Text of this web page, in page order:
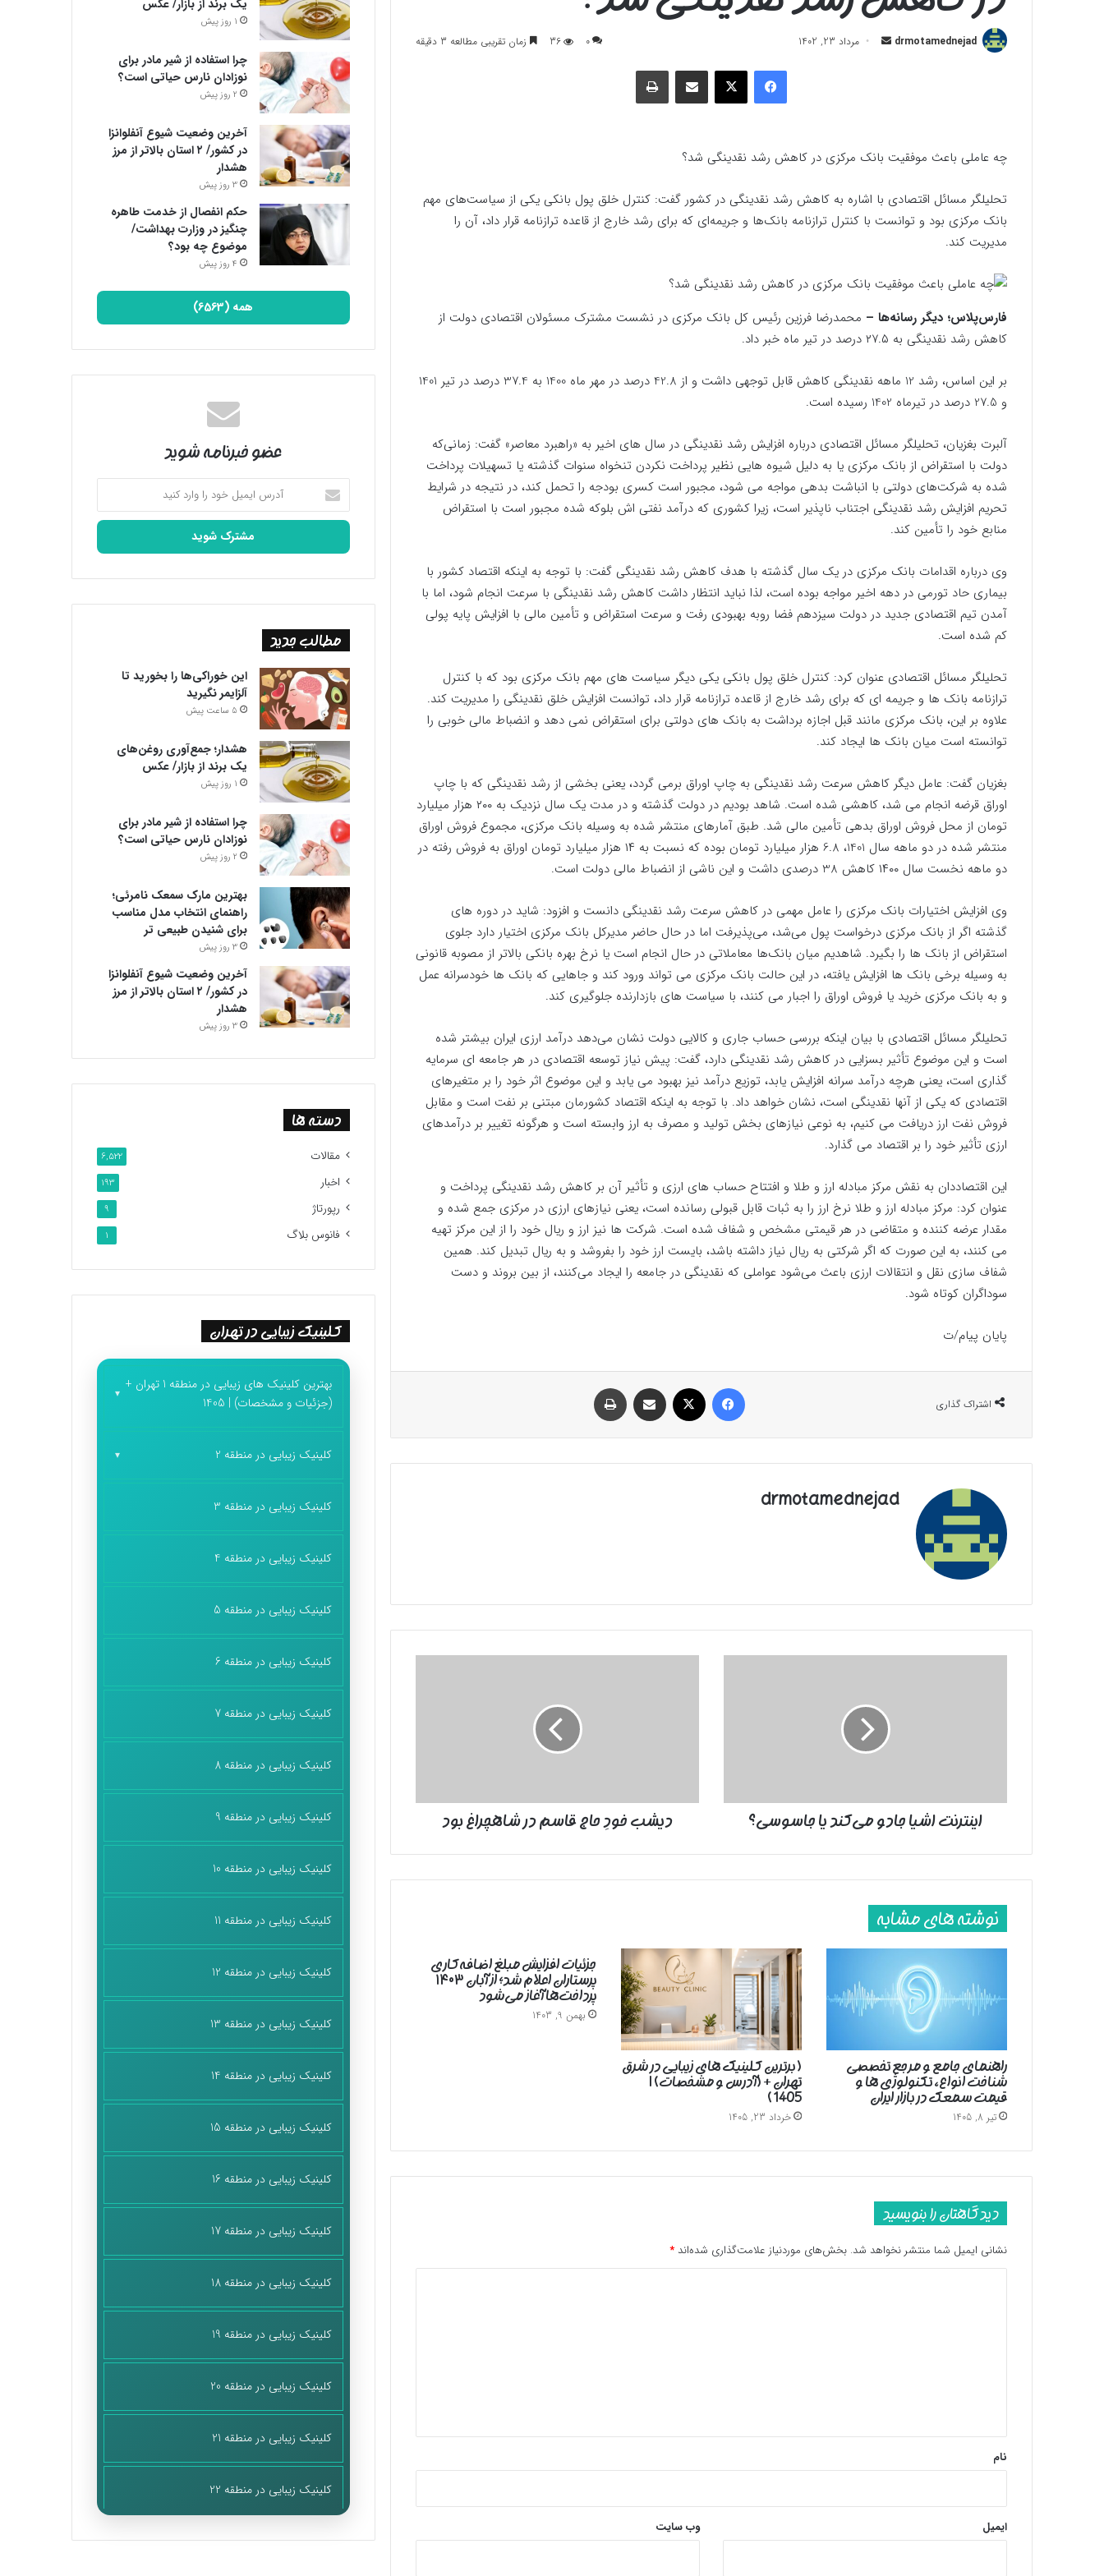
drmotamednejad
ارسال مرداد 23, 1402 0
36 زمان تقریبی مطالعه 3 دقیقه
فیسبوک ایکس اشتراک گذاری با ایمیل چاپ
چه عاملی باعث موفقیت بانک مرکزی در کاهش رشد نقدینگی شد؟
تحلیلگر مسائل اقتصادی با اشاره به کاهش رشد نقدینگی در کشور گفت: کنترل خلق پول بانکی یکی از سیاست‌های مهم
بانک مرکزی بود و توانست با کنترل ترازنامه بانک‌ها و جریمه‌ای که برای رشد خارج از قاعده ترازنامه قرار داد، آن را
مدیریت کند.
فارس‌پلاس؛ دیگر رسانه‌ها – محمدرضا فرزین رئیس کل بانک مرکزی در نشست مشترک مسئولان اقتصادی دولت از
کاهش رشد نقدینگی به ۲۷.۵ درصد در تیر ماه خبر داد.
بر این اساس، رشد 12 ماهه نقدینگی کاهش قابل توجهی داشت و از 42.8 درصد در مهر ماه 1400 به 37.4 درصد در تیر 1401
و 27.5 درصد در تیرماه 1402 رسیده است.
آلبرت بغزیان، تحلیلگر مسائل اقتصادی درباره افزایش رشد نقدینگی در سال های اخیر به «راهبرد معاصر» گفت: زمانی‌که
دولت با استقراض از بانک مرکزی یا به دلیل شیوه هایی نظیر پرداخت نکردن تنخواه سنوات گذشته یا تسهیلات پرداخت
شده به شرکت‌های دولتی با انباشت بدهی مواجه می شود، مجبور است کسری بودجه را تحمل کند، در نتیجه در شرایط
تحریم افزایش رشد نقدینگی اجتناب ناپذیر است، زیرا کشوری که درآمد نفتی اش بلوکه شده مجبور است با استقراض
منابع خود را تأمین کند.
وی درباره اقدامات بانک مرکزی در یک سال گذشته با هدف کاهش رشد نقدینگی گفت: با توجه به اینکه اقتصاد کشور با
بیماری حاد تورمی در دهه اخیر مواجه بوده است، لذا نباید انتظار داشت کاهش رشد نقدینگی با سرعت انجام شود، اما با
آمدن تیم اقتصادی جدید در دولت سیزدهم فضا روبه بهبودی رفت و سرعت استقراض و تأمین مالی با افزایش پایه پولی
کم شده است.
تحلیلگر مسائل اقتصادی عنوان کرد: کنترل خلق پول بانکی یکی دیگر سیاست های مهم بانک مرکزی بود که با کنترل
ترازنامه بانک ها و جریمه ای که برای رشد خارج از قاعده ترازنامه قرار داد، توانست افزایش خلق نقدینگی را مدیریت کند.
علاوه بر این، بانک مرکزی مانند قبل اجازه برداشت به بانک های دولتی برای استقراض نمی دهد و انضباط مالی خوبی را
توانسته است میان بانک ها ایجاد کند.
بغزیان گفت: عامل دیگر کاهش سرعت رشد نقدینگی به چاپ اوراق برمی گردد، یعنی بخشی از رشد نقدینگی که با چاپ
اوراق قرضه انجام می شد، کاهشی شده است. شاهد بودیم در دولت گذشته و در مدت یک سال نزدیک به ۲۰۰ هزار میلیارد
تومان از محل فروش اوراق بدهی تأمین مالی شد. طبق آمارهای منتشر شده به وسیله بانک مرکزی، مجموع فروش اوراق
منتشر شده در دو ماهه سال 1401، 6.8 هزار میلیارد تومان بوده که نسبت به ۱۴ هزار میلیارد تومان اوراق به فروش رفته در
دو ماهه نخست سال ۱۴۰۰ کاهش 38 درصدی داشت و این ناشی از انضباط مالی دولت است.
وی افزایش اختیارات بانک مرکزی را عامل مهمی در کاهش سرعت رشد نقدینگی دانست و افزود: شاید در دوره های
گذشته اگر از بانک مرکزی درخواست پول می‌شد، می‌پذیرفت اما در حال حاضر مدیرکل بانک مرکزی اختیار دارد جلوی
استقراض از بانک ها را بگیرد. شاهدیم میان بانک‌ها معاملاتی در حال انجام است یا نرخ بهره بانکی بالاتر از مصوبه قانونی
به وسیله برخی بانک ها افزایش یافته، در این حالت بانک مرکزی می تواند ورود کند و جاهایی که بانک ها خودسرانه عمل
و به بانک مرکزی خرید یا فروش اوراق را اجبار می کنند، با سیاست های بازدارنده جلوگیری کند.
تحلیلگر مسائل اقتصادی با بیان اینکه بررسی حساب جاری و کالایی دولت نشان می‌دهد درآمد ارزی ایران بیشتر شده
است و این موضوع تأثیر بسزایی در کاهش رشد نقدینگی دارد، گفت: پیش نیاز توسعه اقتصادی در هر جامعه ای سرمایه
گذاری است، یعنی هرچه درآمد سرانه افزایش یابد، توزیع درآمد نیز بهبود می یابد و این موضوع اثر خود را بر متغیرهای
اقتصادی که یکی از آنها نقدینگی است، نشان خواهد داد. با توجه به اینکه اقتصاد کشورمان مبتنی بر نفت است و مقابل
فروش نفت ارز دریافت می کنیم، به نوعی نیازهای بخش تولید و مصرف به ارز وابسته است و هرگونه تغییر بر درآمدهای
ارزی تأثیر خود را بر اقتصاد می گذارد.
این اقتصاددان به نقش مرکز مبادله ارز و طلا و افتتاح حساب های ارزی و تأثیر آن بر کاهش رشد نقدینگی پرداخت و
عنوان کرد: مرکز مبادله ارز و طلا نرخ ارز را به ثبات قابل قبولی رسانده است، یعنی نیازهای ارزی در مرکزی جمع شده و
مقدار عرضه کننده و متقاضی در هر قیمتی مشخص و شفاف شده است. شرکت ها نیز ارز و ریال خود را از این مرکز تهیه
می کنند، به این صورت که اگر شرکتی به ریال نیاز داشته باشد، بایست ارز خود را بفروشد و به ریال تبدیل کند. همین
شفاف سازی نقل و انتقالات ارزی باعث می‌شود عواملی که نقدینگی در جامعه را ایجاد می‌کنند، از بین بروند و دست
سوداگران کوتاه شود.
پایان پیام/ت
اشتراک گذاری
فیسبوک ایکس اشتراک گذاری با ایمیل
drmotamednejad
اینترنت اشیا جادو می‌کند یا جاسوسی؟ دیشب خودِ حاج قاسم در شاهچراغ بود
نوشته های مشابه
راهنمای جامع و مرجع تخصصی
شناخت انواع، تکنولوژی ها و
قیمت سمعک در بازار ایران
تیر 8, 1405
( برترین کلینیک های زیبایی در شرق
تهران + (آدرس و مشخصات) |
1405 )
خرداد 23, 1405
جزئیات افزایش مبلغ اضافه‌کاری
پرستاران اعلام شد؛ از آبان ۱۴۰۳
پرداخت‌ها آغاز می‌شود
بهمن 9, 1403
دیدگاهتان را بنویسید
نشانی ایمیل شما منتشر نخواهد شد. بخش‌های موردنیاز علامت‌گذاری شده‌اند *
نام
ایمیل وب‌ سایت
یک برند از بازار/ عکس
1 روز پیش
چرا استفاده از شیر مادر برای
نوزادان نارس حیاتی است؟
2 روز پیش
آخرین وضعیت شیوع آنفلوانزا
در کشور/ ۲ استان بالاتر از مرز
هشدار
3 روز پیش
حکم انفصال از خدمت طاهره
چنگیز در وزارت بهداشت/
موضوع چه بود؟
4 روز پیش
همه (6563)
عضو خبرنامه شوید
آدرس
ایمیل
خود
وارد
مطالب جدید
این خوراکی‌ها را بخورید تا
آلزایمر نگیرید
5 ساعت پیش
هشدار؛ جمع‌آوری روغن‌های
یک برند از بازار/ عکس
1 روز پیش
چرا استفاده از شیر مادر برای
نوزادان نارس حیاتی است؟
2 روز پیش
بهترین مارک سمعک نامرئی؛
راهنمای انتخاب مدل مناسب
برای شنیدن طبیعی تر
3 روز پیش
آخرین وضعیت شیوع آنفلوانزا
در کشور/ ۲ استان بالاتر از مرز
هشدار
3 روز پیش
دسته ها
مقالات 6,522
اخبار 193
رپورتاژ 9
فانوس بلاگ 1
کلینیک زیبایی در تهران
بهترین کلینیک های زیبایی در منطقه 1 تهران +
(جزئیات و مشخصات) | 1405
کلینیک زیبایی در منطقه 2
کلینیک زیبایی در منطقه 3
کلینیک زیبایی در منطقه 4
کلینیک زیبایی در منطقه 5
کلینیک زیبایی در منطقه 6
کلینیک زیبایی در منطقه 7
کلینیک زیبایی در منطقه 8
کلینیک زیبایی در منطقه 9
کلینیک زیبایی در منطقه 10
کلینیک زیبایی در منطقه 11
کلینیک زیبایی در منطقه 12
کلینیک زیبایی در منطقه 13
کلینیک زیبایی در منطقه 14
کلینیک زیبایی در منطقه 15
کلینیک زیبایی در منطقه 16
کلینیک زیبایی در منطقه 17
کلینیک زیبایی در منطقه 18
کلینیک زیبایی در منطقه 19
کلینیک زیبایی در منطقه 20
کلینیک زیبایی در منطقه 21
کلینیک زیبایی در منطقه 22